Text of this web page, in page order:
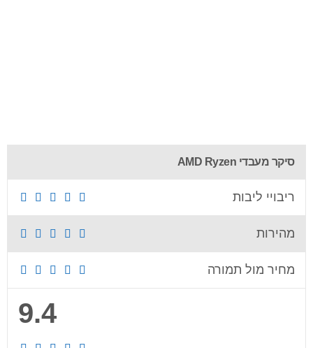
סיקר מעבדי AMD Ryzen
ריבויי ליבות
מהירות
מחיר מול תמורה
4.9